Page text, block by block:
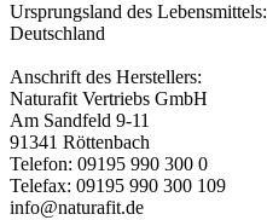
Ursprungsland des Lebensmittels:
Deutschland
Anschrift des Herstellers:
Naturafit Vertriebs GmbH
Am Sandfeld 9-11
91341 Röttenbach
Telefon: 09195 990 300 0
Telefax: 09195 990 300 109
info@naturafit.de